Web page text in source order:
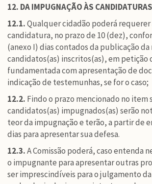
12. DA IMPUGNAÇÃO ÀS
12.1.Qualquer cidadão poderá requerer
candidatura, no prazo de 10 (dez),
(anexo I) dias contados da publicação da
candidatos(as) inscritos(as), em petição
fundamentada com apresentação de
indicação de testemunhas, se for o caso;
12.2. Findo o prazo mencionado no item
candidatos(as) impugnados(as) serão
teor da impugnação e terão, a partir de
dias para apresentar sua defesa.
12.3.A Comissão poderá, caso entenda
o impugnante para apresentar outras
ser imprescindíveis para o julgamento